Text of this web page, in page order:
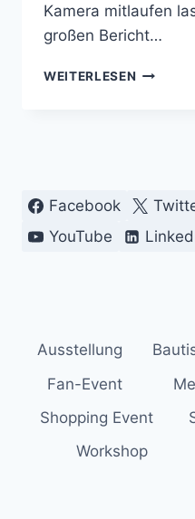
Kamera mitlaufen
großen Bericht…
WEITERLESEN
Facebook
YouTube
Ausstellung
Fan-Event
Shopping Event
Workshop